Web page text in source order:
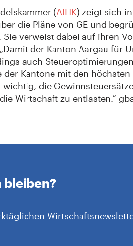
(AIHK) zeigt sich
die Pläne von GE und
verweist dabei auf ihren
der Kanton Aargau für
auch
Kantone mit den höchsten
die
Wirtschaft zu entlasten.“
bleiben?